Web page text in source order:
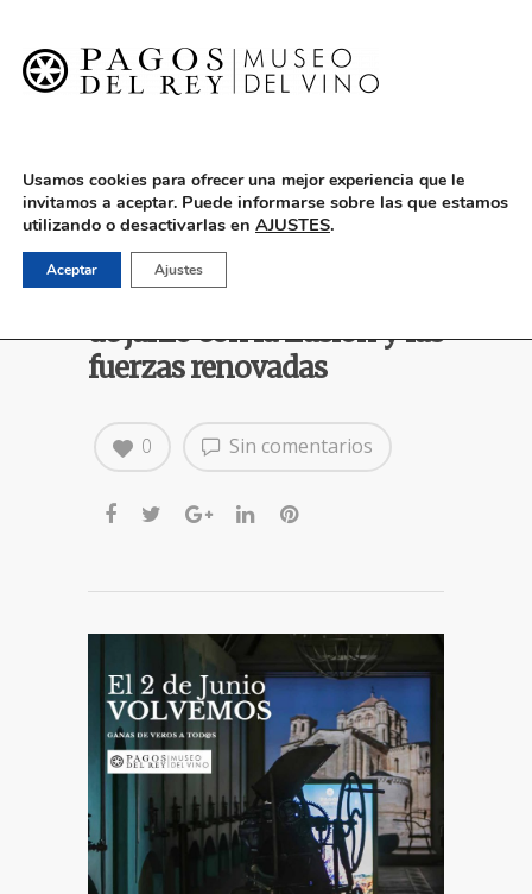
English
Pagos del Rey-Museo del
Vino reabre sus puertas el 2
de junio con la ilusión y las
fuerzas renovadas
Sin comentarios
0
Usamos cookies para ofrecer una mejor experiencia que le
invitamos a aceptar. Puede informarse sobre las que estamos
utilizando o desactivarlas en AJUSTES.
Aceptar Ajustes